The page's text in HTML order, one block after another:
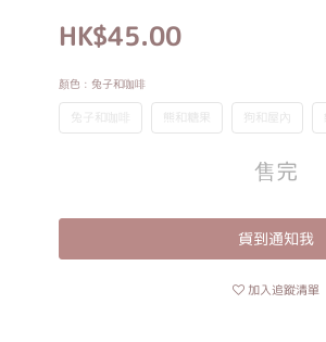
HK$45.00
顏色 : 兔子和咖啡
兔子和咖啡 熊和糖果 狗和屋內
售完
貨到通知我
加入追蹤清單